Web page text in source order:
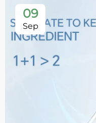
09
Sep